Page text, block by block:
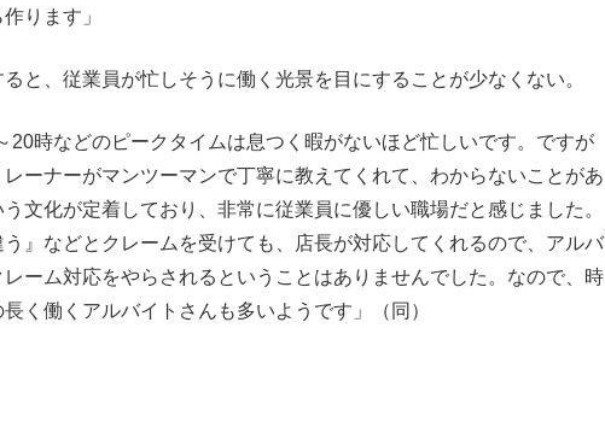
ります」
と、従業員が忙しそうに働く光景を目にすることが少なくない。
20時などのピークタイムは息つく暇がないほど忙しいです。ですが
ーナーがマンツーマンで丁寧に教えてくれて、わからないことがあ
文化が定着しており、非常に従業員に優しい職場だと感じました。
』などとクレームを受けても、店長が対応してくれるので、アルバ
ーム対応をやらされるということはありませんでした。なので、時
く働くアルバイトさんも多いようです」（同）